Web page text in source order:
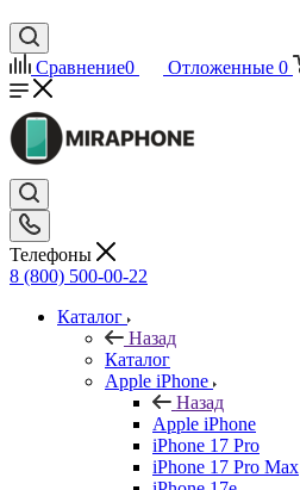
Сравнение0 Отложенные 0
Телефоны
8 (800) 500-00-22
Каталог
Назад
Каталог
Apple iPhone
Назад
Apple iPhone
iPhone 17 Pro
iPhone 17 Pro Max